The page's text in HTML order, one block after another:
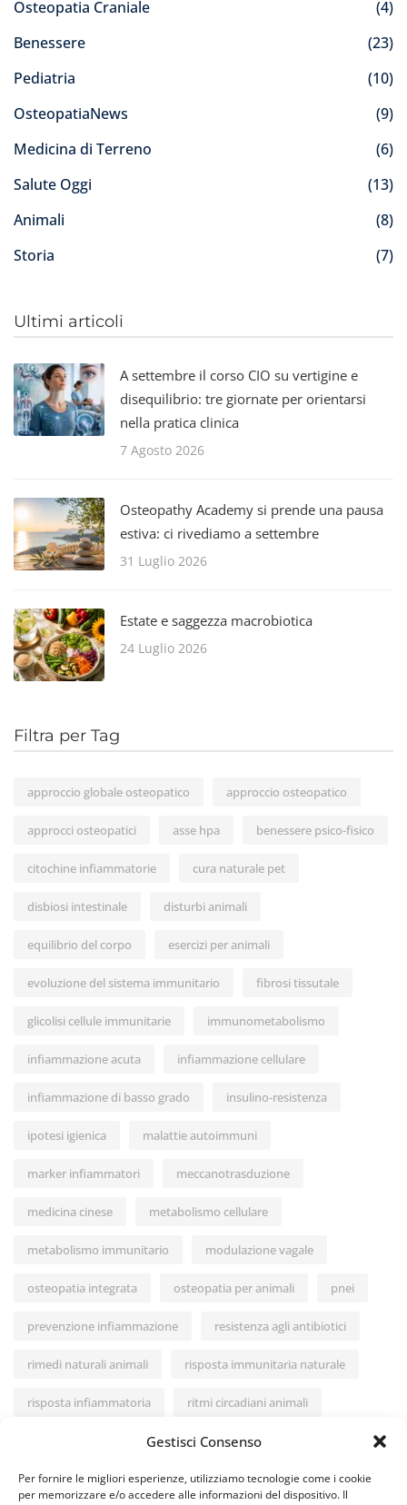
Gestisci Consenso
Per fornire le migliori esperienze, utilizziamo tecnologie come i cookie
per memorizzare e/o accedere alle informazioni del dispositivo. Il
Osteopatia Craniale
(4)
Benessere
(23)
Pediatria
(10)
OsteopatiaNews
(9)
Medicina di Terreno
(6)
Salute Oggi
(13)
Animali
(8)
Storia
(7)
Ultimi articoli
A settembre il corso CIO su vertigine e
disequilibrio: tre giornate per orientarsi
nella pratica clinica
7 Agosto 2026
Osteopathy Academy si prende una pausa
estiva: ci rivediamo a settembre
31 Luglio 2026
Estate e saggezza macrobiotica
24 Luglio 2026
Filtra per Tag
approccio globale osteopatico approccio osteopatico
approcci osteopatici asse hpa benessere psico-fisico
citochine infiammatorie cura naturale pet
disbiosi intestinale disturbi animali
equilibrio del corpo esercizi per animali
evoluzione del sistema immunitario fibrosi tissutale
glicolisi cellule immunitarie immunometabolismo
infiammazione acuta infiammazione cellulare
infiammazione di basso grado insulino-resistenza
ipotesi igienica malattie autoimmuni
marker infiammatori meccanotrasduzione
medicina cinese metabolismo cellulare
metabolismo immunitario modulazione vagale
osteopatia integrata osteopatia per animali pnei
prevenzione infiammazione resistenza agli antibiotici
rimedi naturali animali risposta immunitaria naturale
risposta infiammatoria ritmi circadiani animali
stile di vita sano
stress e infiammazione stress e sistema immunitario